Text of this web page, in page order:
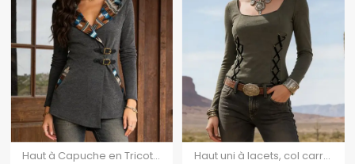
Haut à Capuche en Tricot Imprimé Jointif Tribal avec Boucle à Manches Longues Haut uni à lacets, col carré et manches longues